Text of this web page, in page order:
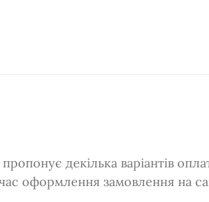
декілька варіантів
оформлення замовлення на